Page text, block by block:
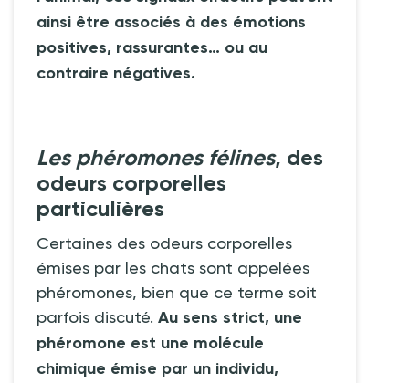
ainsi être associés à des émotions
positives, rassurantes… ou au
contraire négatives.
Les phéromones félines, des
odeurs corporelles
particulières
Certaines des odeurs corporelles
émises par les chats sont appelées
phéromones, bien que ce terme soit
parfois discuté. Au sens strict, une
phéromone est une molécule
chimique émise par un individu,